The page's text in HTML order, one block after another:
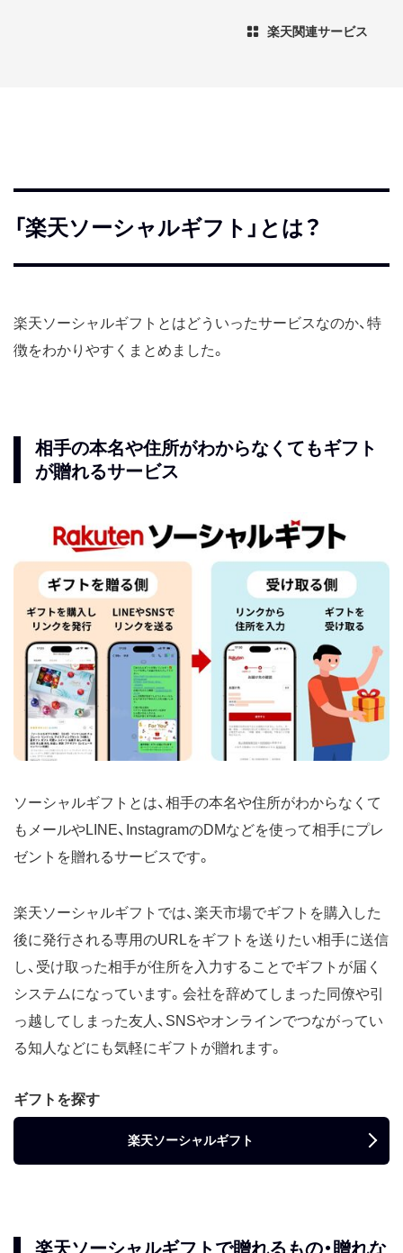
楽天関連サービス
「楽天ソーシャルギフト」とは？
楽天ソーシャルギフトとはどういったサービスなのか、特
徴をわかりやすくまとめました。
相手の本名や住所がわからなくてもギフト
が贈れるサービス
ソーシャルギフトとは、相手の本名や住所がわからなくて
もメールやLINE、InstagramのDMなどを使って相手にプレ
ゼントを贈れるサービスです。
楽天ソーシャルギフトでは、楽天市場でギフトを購入した
後に発行される専用のURLをギフトを送りたい相手に送信
し、受け取った相手が住所を入力することでギフトが届く
システムになっています。会社を辞めてしまった同僚や引
っ越してしまった友人、SNSやオンラインでつながってい
る知人などにも気軽にギフトが贈れます。
ギフトを探す
楽天ソーシャルギフト
楽天ソーシャルギフトで贈れるもの・贈れな